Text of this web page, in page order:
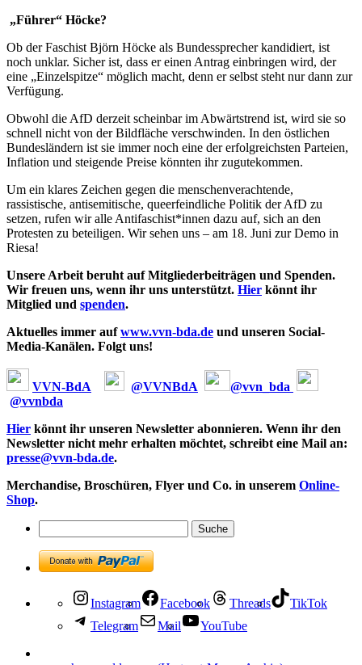
„Führer“ Höcke?
Ob der Faschist Björn Höcke als Bundessprecher kandidiert, ist
noch unklar. Sicher ist, dass er einen Antrag einbringen wird, der
eine „Einzelspitze“ möglich macht, denn er selbst steht nur dann zur
Verfügung.
Obwohl die AfD derzeit scheinbar im Abwärtstrend ist, wird sie so
schnell nicht von der Bildfläche verschwinden. In den östlichen
Bundesländern ist sie immer noch eine der erfolgreichsten Parteien,
Inflation und steigende Preise könnten ihr zugutekommen.
Um ein klares Zeichen gegen die menschenverachtende,
rassistische, antisemitische, queerfeindliche Politik der AfD zu
setzen, rufen wir alle Antifaschist*innen dazu auf, sich an den
Protesten zu beteiligen. Wir sehen uns – am 18. Juni zur Demo in
Riesa!
Unsere Arbeit beruht auf Mitgliederbeiträgen und Spenden.
Wir freuen uns, wenn ihr uns unterstützt. Hier könnt ihr
Mitglied und spenden.
Aktuelles immer aufwww.vvn-bda.de und unseren Social-
Media-Kanälen. Folgt uns!
VVN-BdA @VVNBdA
@vvn_bda
@vvnbda
Hier könnt ihr unseren Newsletter abonnieren. Wenn ihr den
Newsletter nicht mehr erhalten möchtet, schreibt eine Mail an:
presse@vvn-bda.de.
Merchandise, Broschüren, Flyer und Co. in unserem Online-
Shop.
Instagram Facebook Threads
TikTok
Telegram
Mail YouTube